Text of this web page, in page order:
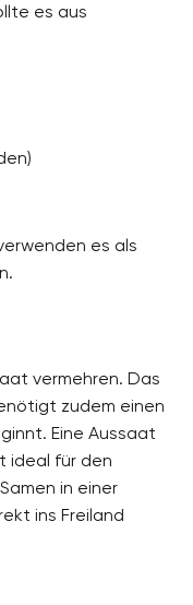
es aus
es als
vermehren. Das
zudem einen
Eine Aussaat
ideal für den
in einer
ins Freiland